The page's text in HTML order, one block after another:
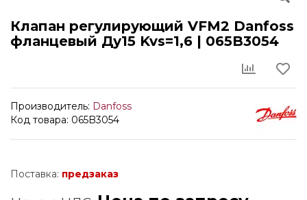
Клапан регулирующий VFM2 Danfoss
фланцевый Ду15 Kvs=1,6 | 065B3054
Производитель: Danfoss
Код товара: 065B3054
Поставка: предзаказ